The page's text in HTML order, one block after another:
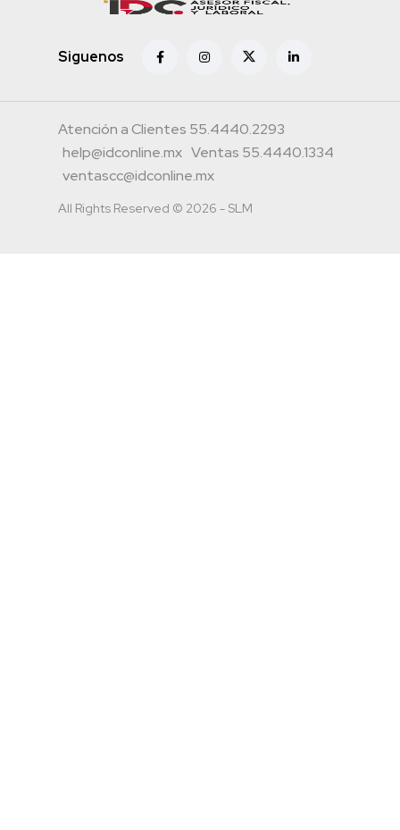
Siguenos
Atención a Clientes 55.4440.2293
help@idconline.mx Ventas 55.4440.1334
ventascc@idconline.mx
All Rights Reserved © 2026 - SLM